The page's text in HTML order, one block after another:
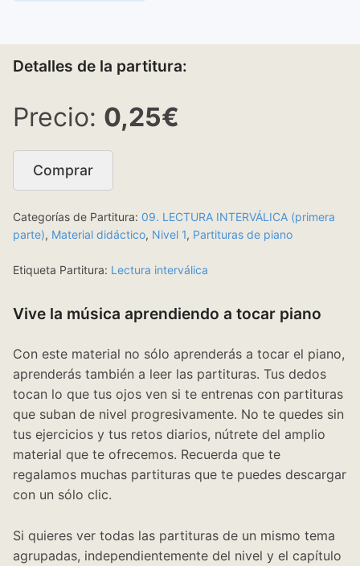
Detalles de la partitura:
0,25€
Comprar
Categorías de Partitura: 09. LECTURA INTERVÁLICA (primera
parte), Material didáctico, Nivel 1, Partituras de piano
Etiqueta Partitura: Lectura interválica
Vive la música aprendiendo a tocar piano
Con este material no sólo aprenderás a tocar el piano,
aprenderás también a leer las partituras. Tus dedos
tocan lo que tus ojos ven si te entrenas con partituras
que suban de nivel progresivamente. No te quedes sin
tus ejercicios y tus retos diarios, nútrete del amplio
material que te ofrecemos. Recuerda que te
regalamos muchas partituras que te puedes descargar
con un sólo clic.
Si quieres ver todas las partituras de un mismo tema
agrupadas, independientemente del nivel y el capítulo